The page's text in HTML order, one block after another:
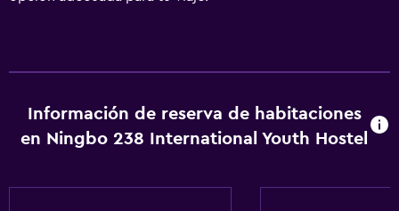
Información de reserva de habitaciones
en Ningbo 238 International Youth Hostel